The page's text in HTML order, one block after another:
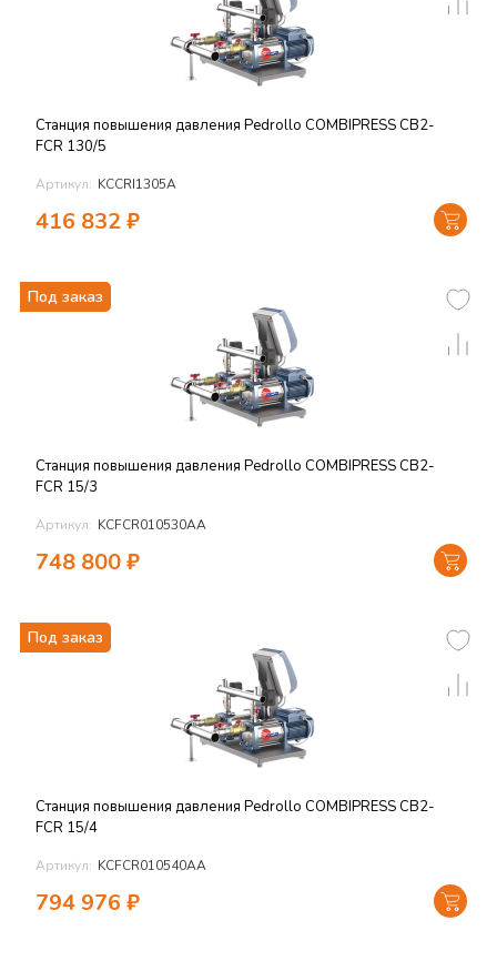
Станция повышения давления Pedrollo COMBIPRESS CB2-
FCR 130/5
Артикул: KCCRI1305A
416 832₽
Под заказ
Станция повышения давления Pedrollo COMBIPRESS CB2-
FCR 15/3
Артикул: KCFCR010530AA
748 800₽
Под заказ
Станция повышения давления Pedrollo COMBIPRESS CB2-
FCR 15/4
Артикул: KCFCR010540AA
794 976 ₽